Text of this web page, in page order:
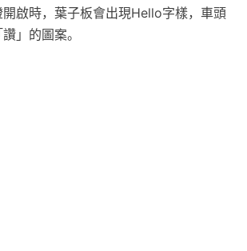
啟時，葉子板會出現Hello字樣，車頭
」的圖案。